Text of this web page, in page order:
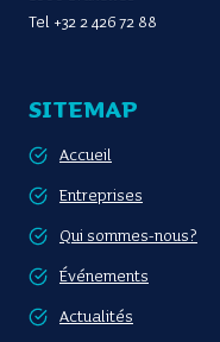
Tel +32 2 426 72 88
SITEMAP
Accueil
Entreprises
Qui sommes-nous?
Événements
Actualités